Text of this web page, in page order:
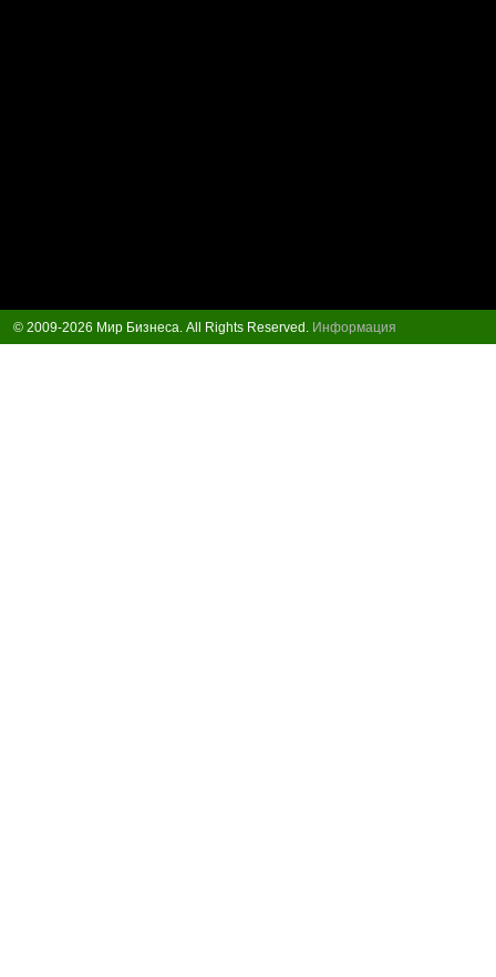
© 2009-2026 Мир Бизнеса. All Rights Reserved. Информация